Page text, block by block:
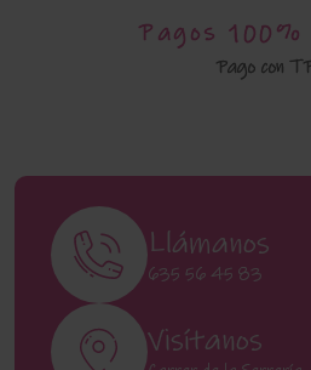
Pagos 100%
Pago con
Llámanos
635 56 45 83
Visítanos